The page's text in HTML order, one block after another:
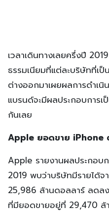
เวลาเดินทางเลยครึ่งปี
ธรรมเนียมที่แต่ละบริษัทที่เ
ต่างออกมาเผยผลการดำเนิ
แบรนด์จะมีผลประกอบการเ
กันเลย
Apple ยอดขาย iPhone
Apple รายงานผลประกอบ
2019 พบว่าบริษัทมีรายได้
25,986 ล้านดอลลาร์ ลดล
ที่มียอดขายอยู่ที่ 29,470 ล้